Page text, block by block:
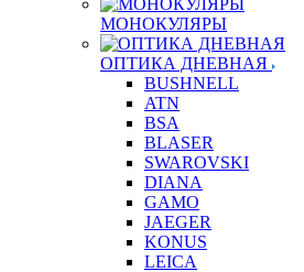
МОНОКУЛЯРЫ
ОПТИКА ДНЕВНАЯ
BUSHNELL
ATN
BSA
BLASER
SWAROVSKI
DIANA
GAMO
JAEGER
KONUS
LEICA